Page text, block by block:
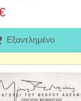
Εξαντλημένο